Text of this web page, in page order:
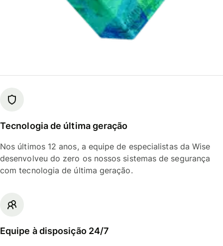
Tecnologia de última geração
Nos últimos 12 anos, a equipe de especialistas da Wise
desenvolveu do zero os nossos sistemas de segurança
com tecnologia de última geração.
Equipe à disposição 24/7